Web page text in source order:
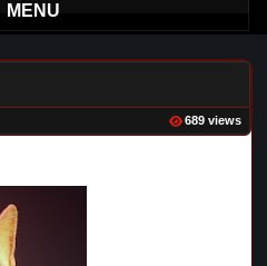
MENU
689 views